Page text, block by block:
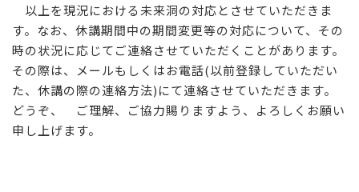
以上を現況における未来洞の対応とさせていただきま
す。なお、休講期間中の期間変更等の対応について、その
時の状況に応じてご連絡させていただくことがあります。
その際は、メールもしくはお電話(以前登録していただい
た、休講の際の連絡方法)にて連絡させていただきます。
どうぞ、 ご理解、ご協力賜りますよう、よろしくお願い
申し上げます。